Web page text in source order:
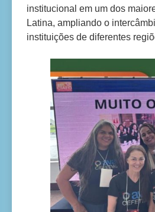
institucional em um dos
Latina, ampliando o
instituições de diferentes